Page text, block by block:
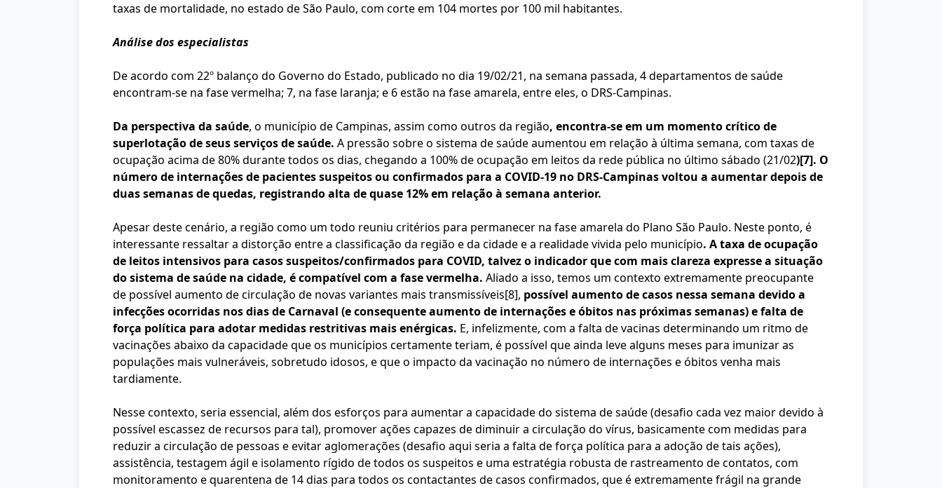
taxas de mortalidade, no estado de São Paulo, com corte em 104 mortes por 100 mil habitantes.
Análise dos especialistas
De acordo com 22º balanço do Governo do Estado, publicado no dia 19/02/21, na semana passada, 4 departamentos de saúde
encontram-se na fase vermelha; 7, na fase laranja; e 6 estão na fase amarela, entre eles, o DRS-Campinas.
Da perspectiva da saúde, o município de Campinas, assim como outros da região, encontra-se em um momento crítico de
superlotação de seus serviços de saúde. A pressão sobre o sistema de saúde aumentou em relação à última semana, com taxas de
ocupação acima de 80% durante todos os dias, chegando a 100% de ocupação em leitos da rede pública no último sábado (21/02)[7]. O
número de internações de pacientes suspeitos ou confirmados para a COVID-19 no DRS-Campinas voltou a aumentar depois de
duas semanas de quedas, registrando alta de quase 12% em relação à semana anterior.
Apesar deste cenário, a região como um todo reuniu critérios para permanecer na fase amarela do Plano São Paulo. Neste ponto, é
interessante ressaltar a distorção entre a classificação da região e da cidade e a realidade vivida pelo município. A taxa de ocupação
de leitos intensivos para casos suspeitos/confirmados para COVID, talvez o indicador que com mais clareza expresse a situação
do sistema de saúde na cidade, é compatível com a fase vermelha. Aliado a isso, temos um contexto extremamente preocupante
de possível aumento de circulação de novas variantes mais transmissíveis[8], possível aumento de casos nessa semana devido a
infecções ocorridas nos dias de Carnaval (e consequente aumento de internações e óbitos nas próximas semanas) e falta de
força política para adotar medidas restritivas mais enérgicas. E, infelizmente, com a falta de vacinas determinando um ritmo de
vacinações abaixo da capacidade que os municípios certamente teriam, é possível que ainda leve alguns meses para imunizar as
populações mais vulneráveis, sobretudo idosos, e que o impacto da vacinação no número de internações e óbitos venha mais
tardiamente.
Nesse contexto, seria essencial, além dos esforços para aumentar a capacidade do sistema de saúde (desafio cada vez maior devido à
possível escassez de recursos para tal), promover ações capazes de diminuir a circulação do vírus, basicamente com medidas para
reduzir a circulação de pessoas e evitar aglomerações (desafio aqui seria a falta de força política para a adoção de tais ações),
assistência, testagem ágil e isolamento rígido de todos os suspeitos e uma estratégia robusta de rastreamento de contatos, com
monitoramento e quarentena de 14 dias para todos os contactantes de casos confirmados, que é extremamente frágil na grande